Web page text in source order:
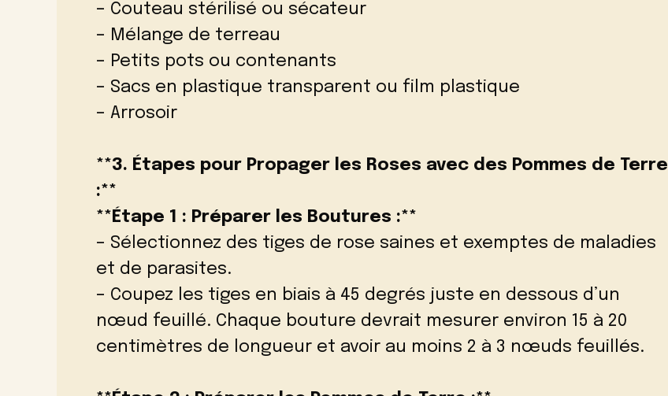
– Couteau stérilisé ou sécateur
– Mélange de terreau
– Petits pots ou contenants
– Sacs en plastique transparent ou film plastique
– Arrosoir
**3. Étapes pour Propager les Roses avec des Pommes de Terre
:**
**Étape 1 : Préparer les Boutures :**
– Sélectionnez des tiges de rose saines et exemptes de maladies
et de parasites.
– Coupez les tiges en biais à 45 degrés juste en dessous d’un
nœud feuillé. Chaque bouture devrait mesurer environ 15 à 20
centimètres de longueur et avoir au moins 2 à 3 nœuds feuillés.